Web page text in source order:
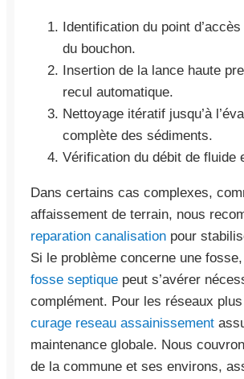
Identification du point
du bouchon.
Insertion de la lance haute
recul automatique.
Nettoyage itératif jusqu’à
complète des sédiments.
Vérification du débit de fluide
Dans certains cas complexes,
affaissement de terrain, nous
reparation canalisation pour
Si le problème concerne une
fosse septique peut s’avérer
complément. Pour les réseaux
curage reseau assainissement
maintenance globale. Nous
de la commune et ses environs,